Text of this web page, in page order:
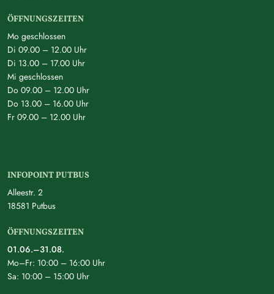
ÖFFNUNGSZEITEN
Mo geschlossen
Di 09.00 – 12.00 Uhr
Di 13.00 – 17.00 Uhr
Mi geschlossen
Do 09.00 – 12.00 Uhr
Do 13.00 – 16.00 Uhr
Fr 09.00 – 12.00 Uhr
INFOPOINT PUTBUS
Alleestr. 2
18581 Putbus
ÖFFNUNGSZEITEN
01.06.–31.08.
Mo–Fr: 10:00 – 16:00 Uhr
Sa: 10:00 – 15:00 Uhr